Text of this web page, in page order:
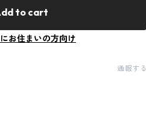
to cart
お住まいの方向け
通報する